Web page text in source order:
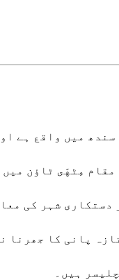
میں واقع ہے
مِٹهّى ٹاؤن میں
شہر کی
پانی کا جھرنا
ہیں۔